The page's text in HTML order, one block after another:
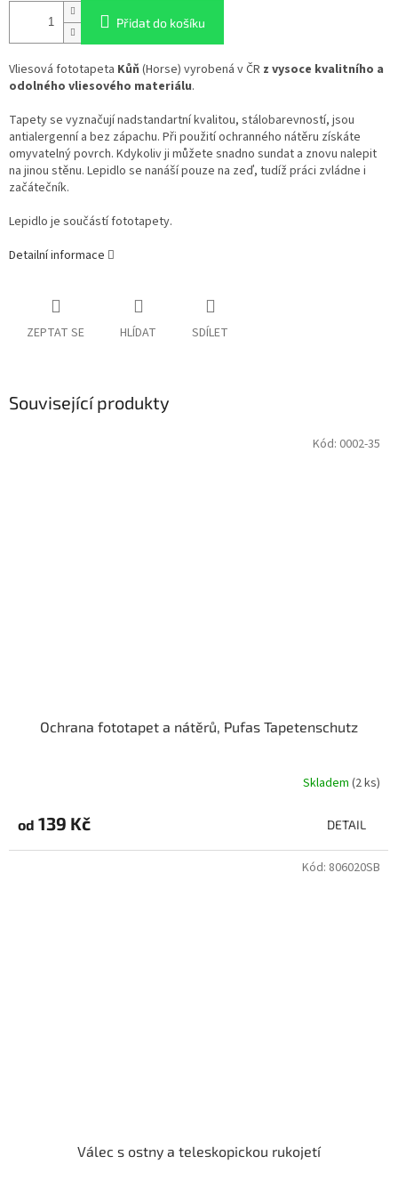
Přidat do košíku
Vliesová fototapeta Kůň (Horse) vyrobená v ČR z vysoce kvalitního a
odolného vliesového materiálu.
Tapety se vyznačují nadstandartní kvalitou, stálobarevností, jsou
antialergenní a bez zápachu. Při použití ochranného nátěru získáte
omyvatelný povrch. Kdykoliv ji můžete snadno sundat a znovu nalepit
na jinou stěnu. Lepidlo se nanáší pouze na zeď, tudíž práci zvládne i
začátečník.
Lepidlo je součástí fototapety.
Detailní informace
ZEPTAT SE HLÍDAT SDÍLET
Související produkty
Ochrana fototapet a nátěrů, Pufas Tapetenschutz
Skladem (2 ks)
od 139 Kč DETAIL
Kód: 0002-35
Válec s ostny a teleskopickou rukojetí
Kód: 806020SB